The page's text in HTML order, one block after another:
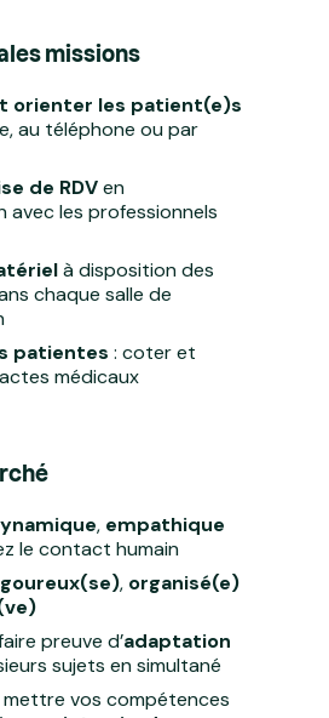
missions
orienter les patient(e)s
au téléphone ou par
de RDVen
avec les professionnels
à disposition des
chaque salle de
patientes : coter et
médicaux
, empathique
le contact humain
, organisé(e)
preuve d’adaptation
sujets en simultané
mettre vos compétences